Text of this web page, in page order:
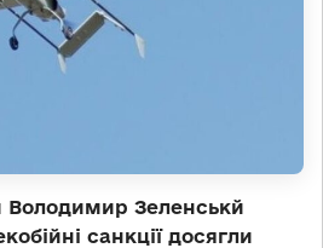
Володимир Зеленськй
санкції досягли